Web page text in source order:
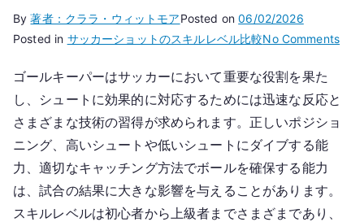
By著者：クララ・ウィットモアPosted on06/02/2026
Posted in サッカーショットのスキルレベル比較No Commentson
ゴールキーパーはサッカーにおいて重要な役割を果た
し、シュートに効果的に対応するためには迅速な反応と
さまざまな技術の習得が求められます。正しいポジショ
ニング、高いシュートや低いシュートにダイブする能
力、適切なキャッチング方法でボールを確保する能力
は、試合の結果に大きな影響を与えることがあります。
スキルレベルは初心者から上級者までさまざまであり、